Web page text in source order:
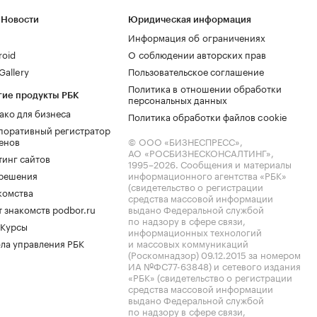
продукты РБК
для бизнеса
регистратор
сайтов
знакомств podbor.ru
управления РБК
Юридическая информация
Информация об ограничениях
О соблюдении авторских прав
Пользовательское соглашение
Политика в отношении обработки
персональных данных
Политика обработки файлов cookie
© ООО «БИЗНЕСПРЕСС»,
АО «РОСБИЗНЕСКОНСАЛТИНГ»,
1995–2026. Сообщения и материалы
информационного агентства «РБК»
(свидетельство о регистрации
средства массовой информации
выдано Федеральной службой
по надзору в сфере связи,
информационных технологий
и массовых коммуникаций
(Роскомнадзор) 09.12.2015 за номером
ИА №ФС77-63848) и сетевого издания
«РБК» (свидетельство о регистрации
средства массовой информации
выдано Федеральной службой
по надзору в сфере связи,